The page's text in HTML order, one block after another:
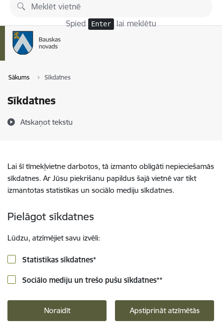
Pāriet uz lapas saturu
Spied Enter lai meklētu
Sākums Sīkdatnes
Sīkdatnes
Atskaņot tekstu
Lai šī tīmekļvietne darbotos, tā izmanto obligāti nepieciešamās
sīkdatnes. Ar Jūsu piekrišanu papildus šajā vietnē var tikt
izmantotas statistikas un sociālo mediju sīkdatnes.
Pielāgot sīkdatnes
Lūdzu, atzīmējiet savu izvēli:
Statistikas sīkdatnes*
Sociālo mediju un trešo pušu sīkdatnes**
Noraidīt Apstiprināt atzīmētās